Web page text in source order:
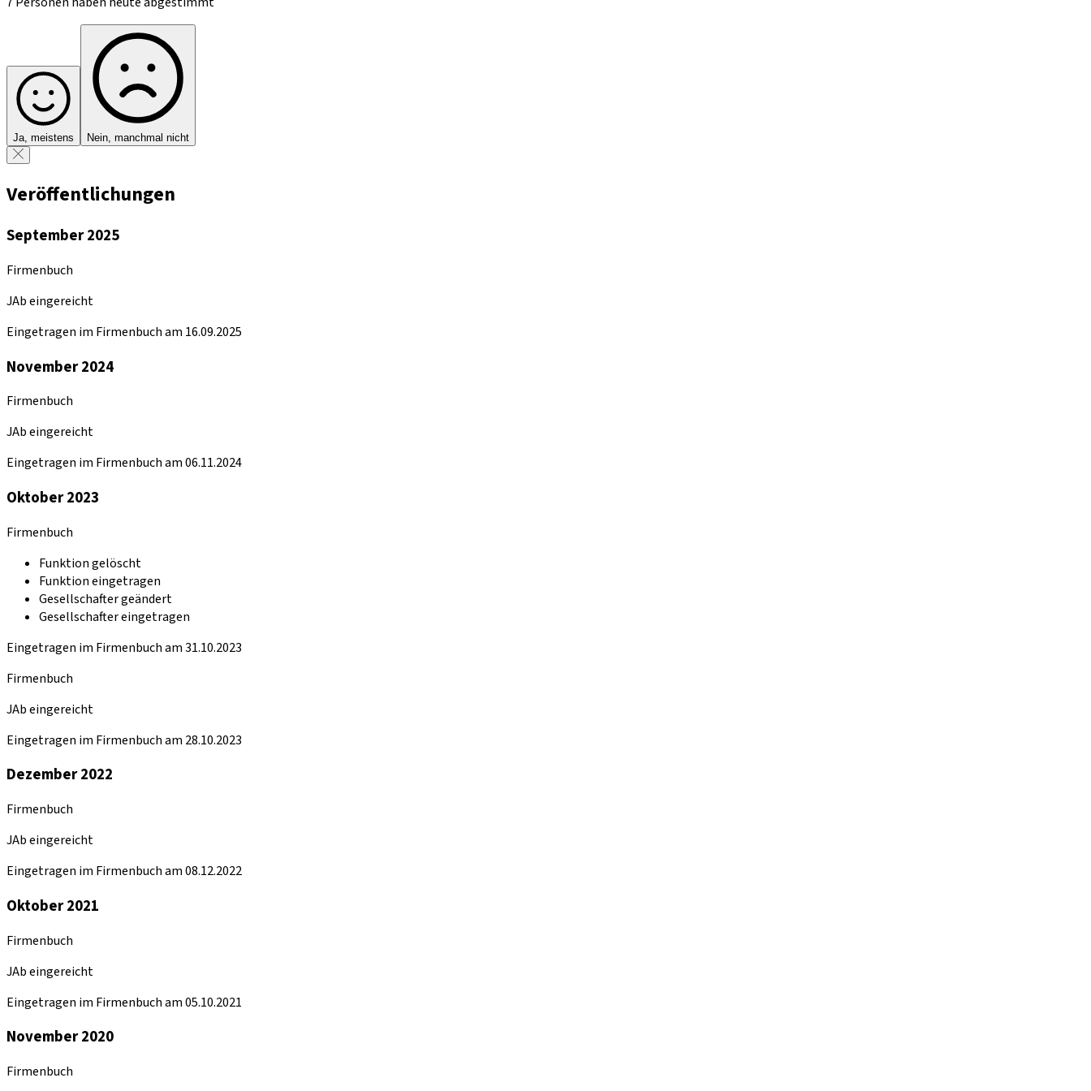
Ja, meistens Nein, manchmal nicht
Veröffentlichungen
September 2025
Firmenbuch
JAb eingereicht
Eingetragen im Firmenbuch am 16.09.2025
November 2024
Firmenbuch
JAb eingereicht
Eingetragen im Firmenbuch am 06.11.2024
Oktober 2023
Firmenbuch
Funktion gelöscht
Funktion eingetragen
Gesellschafter geändert
Gesellschafter eingetragen
Eingetragen im Firmenbuch am 31.10.2023
Firmenbuch
JAb eingereicht
Eingetragen im Firmenbuch am 28.10.2023
Dezember 2022
Firmenbuch
JAb eingereicht
Eingetragen im Firmenbuch am 08.12.2022
Oktober 2021
Firmenbuch
JAb eingereicht
Eingetragen im Firmenbuch am 05.10.2021
November 2020
Firmenbuch